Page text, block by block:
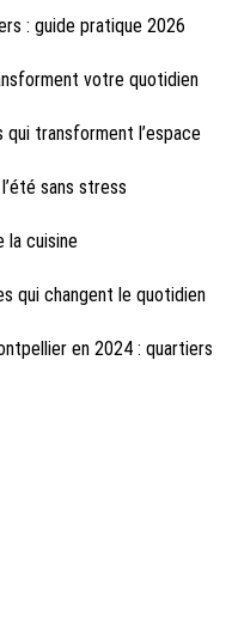
: guide pratique 2026
votre quotidien
transforment l’espace
sans stress
la cuisine
qui changent le quotidien
en 2024 : quartiers